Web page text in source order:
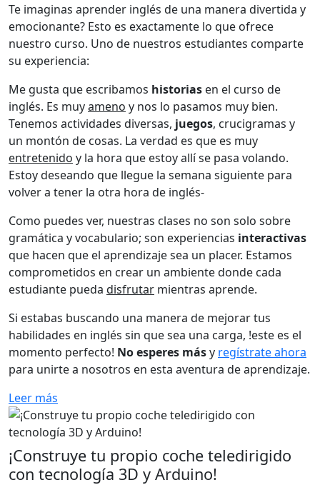
Te imaginas aprender inglés de una manera divertida y
emocionante? Esto es exactamente lo que ofrece
nuestro curso. Uno de nuestros estudiantes comparte
su experiencia:
Me gusta que escribamos historias en el curso de
inglés. Es muyameno y nos lo pasamos muy bien.
Tenemos actividades diversas, juegos, crucigramas y
un montón de cosas. La verdad es que es muy
entretenido y la hora que estoy allí se pasa volando.
Estoy deseando que llegue la semana siguiente para
volver a tener la otra hora de inglés-
Como puedes ver, nuestras clases no son solo sobre
gramática y vocabulario; son experiencias interactivas
que hacen que el aprendizaje sea un placer. Estamos
comprometidos en crear un ambiente donde cada
estudiante pueda disfrutar mientras aprende.
Si estabas buscando una manera de mejorar tus
habilidades en inglés sin que sea una carga, !este es el
momento perfecto! No esperes másy regístrate ahora
para unirte a nosotros en esta aventura de aprendizaje.
Leer más
¡Construye tu propio coche teledirigido
con tecnología 3D y Arduino!